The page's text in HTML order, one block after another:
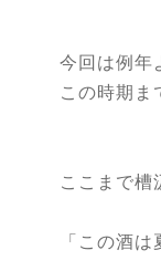
今回は例年
この時期ま
ここまで槽
「この酒は